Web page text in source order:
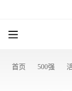
首页 500强